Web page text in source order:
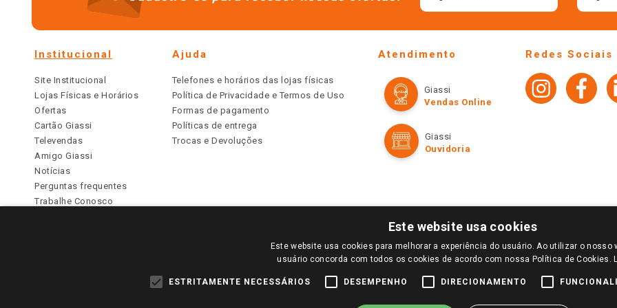
Institucional
Site Institucional
Lojas Físicas e Horários
Ofertas
Cartão Giassi
Televendas
Amigo Giassi
Notícias
Perguntas frequentes
Trabalhe Conosco
Ajuda
Telefones e horários das lojas físicas
Política de Privacidade e Termos de Uso
Formas de pagamento
Políticas de entrega
Trocas e Devoluções
Atendimento
Giassi
Vendas Online
Giassi
Ouvidoria
Redes Sociais
PARA VER OS PREÇOS DA SUA REGIÃO, FAÇA LOGIN E SELECIONE A LOJA DE SUA PREFERÊNCIA. SOMENTE APÓS O LOGIN, OS PREÇOS
TODOS OS PREÇOS E CONDIÇÕES COMERCIAIS DESTE SITE SÃO VÁLIDOS APENAS PARA COMPRAS REALIZADAS NO GIASSI.COM.BR E NA LOJA
DE BUSCAS.
Este website usa cookies
Este website usa cookies para melhorar a experiência do usuário. Ao utilizar o nosso
usuário concorda com todos os cookies de acordo com nossa Política de Cookies.
ESTRITAMENTE NECESSÁRIOS DESEMPENHO DIRECIONAMENTO